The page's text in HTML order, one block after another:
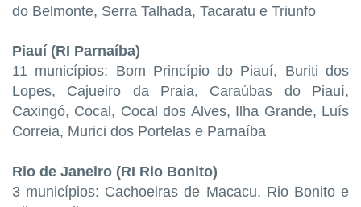
do Belmonte, Serra Talhada, Tacaratu e Triunfo
Piauí (RI Parnaíba)
11 municípios: Bom Princípio do Piauí, Buriti dos
Lopes, Cajueiro da Praia, Caraúbas do Piauí,
Caxingó, Cocal, Cocal dos Alves, Ilha Grande, Luís
Correia, Murici dos Portelas e Parnaíba
Rio de Janeiro (RI Rio Bonito)
3 municípios: Cachoeiras de Macacu, Rio Bonito e